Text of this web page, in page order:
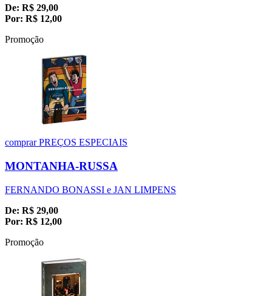
De: R$ 29,00
Por: R$ 12,00
Promoção
comprarPREÇOS ESPECIAIS
MONTANHA-RUSSA
FERNANDO BONASSI e JAN LIMPENS
De: R$ 29,00
Por: R$ 12,00
Promoção